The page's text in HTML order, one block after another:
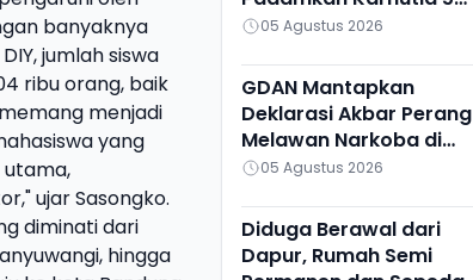
banyaknya
jumlah siswa
ribu orang, baik
menjadi
yang
ujar Sasongko.
diminati dari
hingga
Hektare di Bintang
05 Agustus 2026
GDAN Mantapkan
Deklarasi Akbar Perang
Melawan Narkoba di
Kalteng
05 Agustus 2026
Diduga Berawal dari
Dapur, Rumah Semi